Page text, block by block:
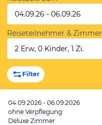
04.09.26 - 06.09.26
Reiseteilnehmer & Zimmer
2 Erw, 0 Kinder, 1 Zi.
Filter
04.09.2026 - 06.09.2026
ohne Verpflegung
Deluxe Zimmer